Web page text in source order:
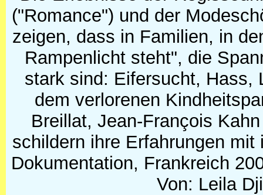
("Romance") und der
zeigen, dass in Familien, in
Rampenlicht steht", die
stark sind: Eifersucht, Hass,
dem verlorenen
Breillat, Jean-François
schildern ihre Erfahrungen mit
Dokumentation, Frankreich
Von: Leila